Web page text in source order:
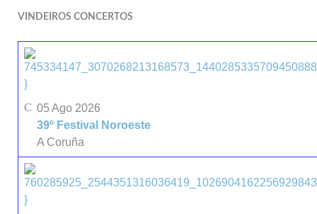
VINDEIROS CONCERTOS
}
05 Ago 2026
39º Festival Noroeste
A Coruña
}